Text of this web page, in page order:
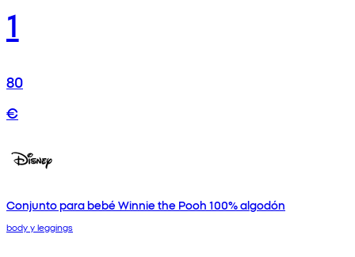
1
80
€
Conjunto para bebé Winnie the Pooh 100% algodón
body y leggings